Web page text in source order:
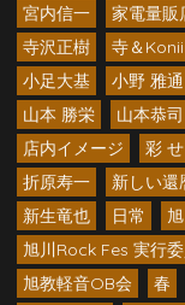
宮内信一
家電量販
寺沢正樹
寺＆Konii
小足大基
小野 雅通
山本 勝栄
山本恭司
店内イメージ
彩
折原寿一
新しい還
新生竜也
日常
旭川Rock Fes 実行
旭教軽音OB会
春